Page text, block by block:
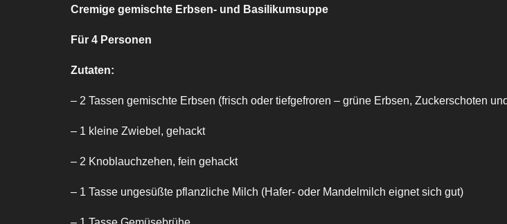
Cremige gemischte Erbsen- und Basilikumsuppe
Für 4 Personen
Zutaten:
– 2 Tassen gemischte Erbsen (frisch oder tiefgefroren – grüne Erbsen, Zuckerschoten
– 1 kleine Zwiebel, gehackt
– 2 Knoblauchzehen, fein gehackt
– 1 Tasse ungesüßte pflanzliche Milch (Hafer- oder Mandelmilch eignet sich gut)